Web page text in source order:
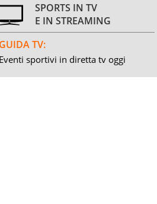
SPORTS IN TV
E IN STREAMING
GUIDA TV:
Eventi sportivi in diretta tv oggi